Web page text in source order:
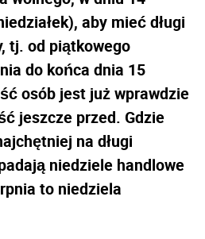
aby mieć długi
tj. od piątkowego
do końca dnia 15
osób jest już wprawdzie
jeszcze przed. Gdzie
na długi
niedziele handlowe
to niedziela